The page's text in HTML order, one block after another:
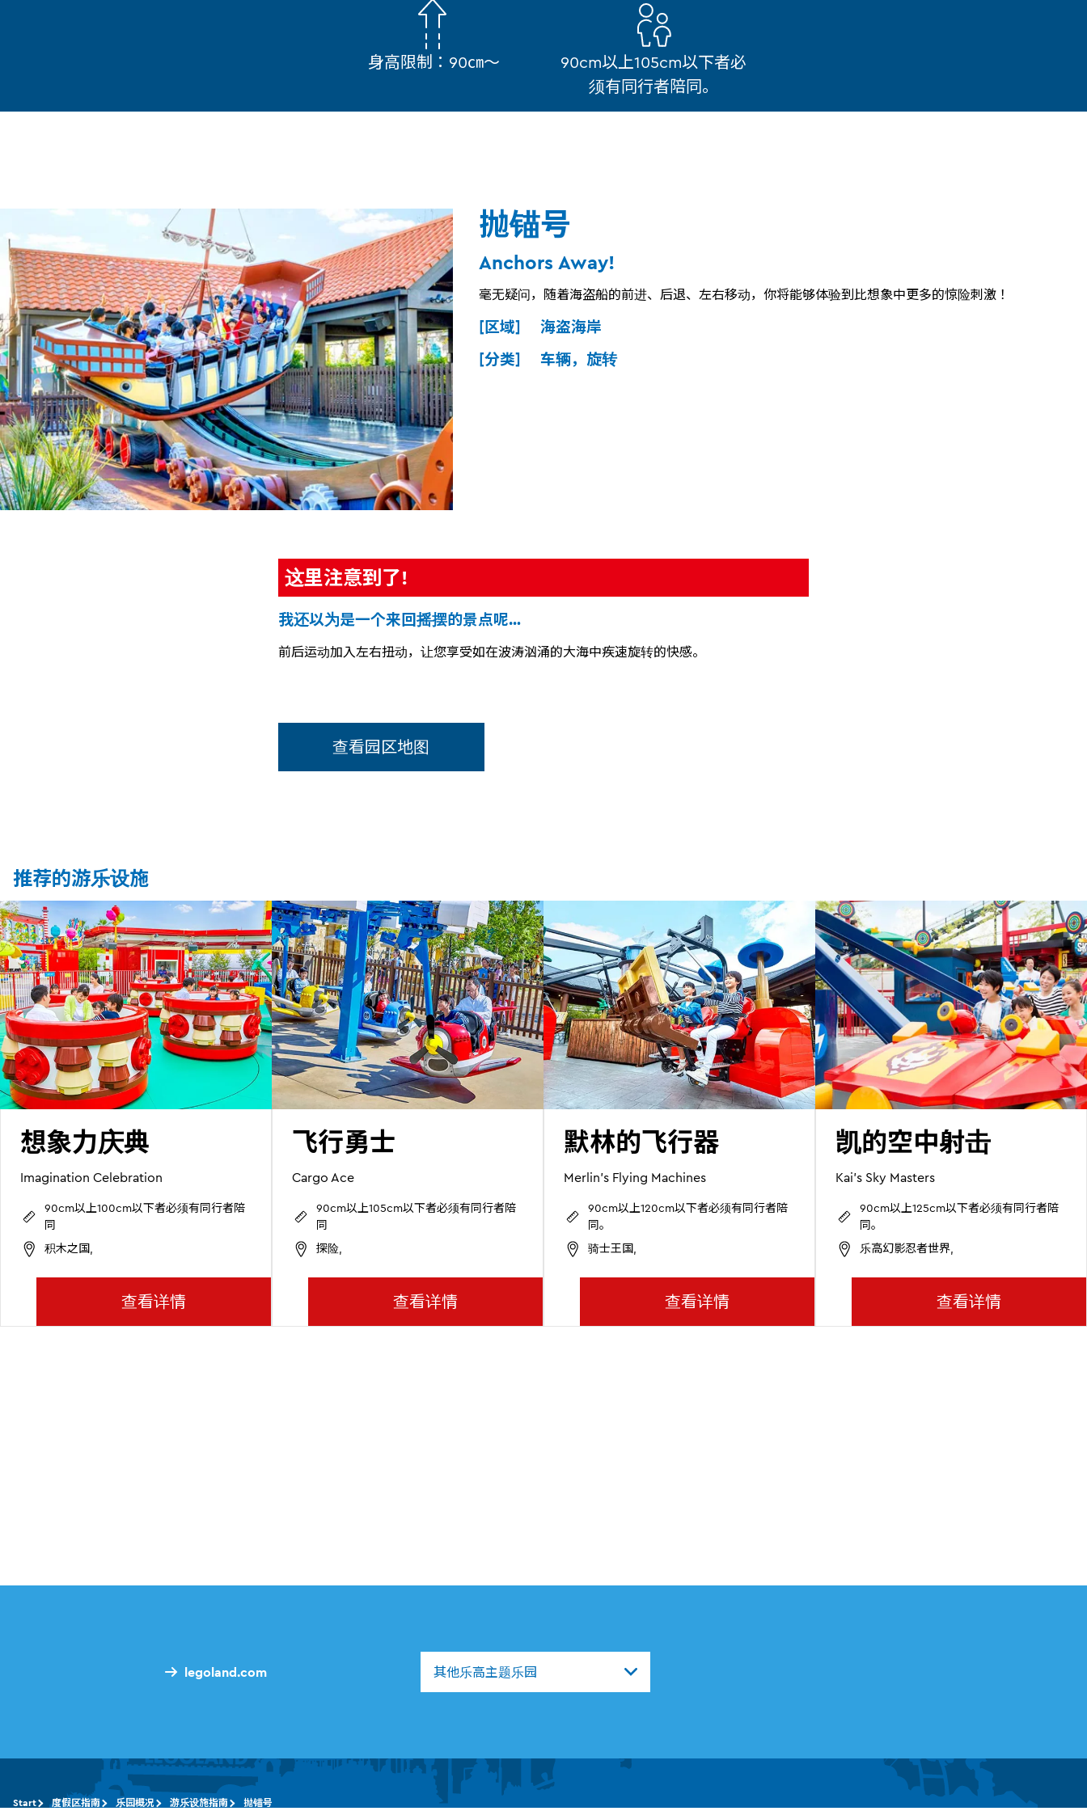
身高限制：90㎝～
90cm以上105cm以下者必
须有同行者陪同。
抛锚号
Anchors Away!
毫无疑问，随着海盗船的前进、后退、左右移动，你将能够体验到比想象中更多的惊险刺激！
[区域] 海盗海岸
[分类] 车辆，旋转
这里注意到了!
我还以为是一个来回摇摆的景点呢…
前后运动加入左右扭动，让您享受如在波涛汹涌的大海中疾速旋转的快感。
查看园区地图
推荐的游乐设施
想象力庆典
Imagination Celebration
90cm以上100cm以下者必须有同行者陪
同
积木之国,
查看详情
飞行勇士
Cargo Ace
90cm以上105cm以下者必须有同行者陪
同
探险,
查看详情
默林的飞行器
Merlin's Flying Machines
90cm以上120cm以下者必须有同行者陪
同。
骑士王国,
查看详情
凯的空中射击
Kai's Sky Masters
90cm以上125cm以下者必须有同行者陪
同。
乐高幻影忍者世界,
查看详情
legoland.com 其他乐高主题乐园
Start 度假区指南 乐园概况 游乐设施指南 抛锚号